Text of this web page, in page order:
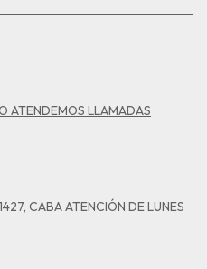
ATENDEMOS LLAMADAS
CABA ATENCIÓN DE LUNES